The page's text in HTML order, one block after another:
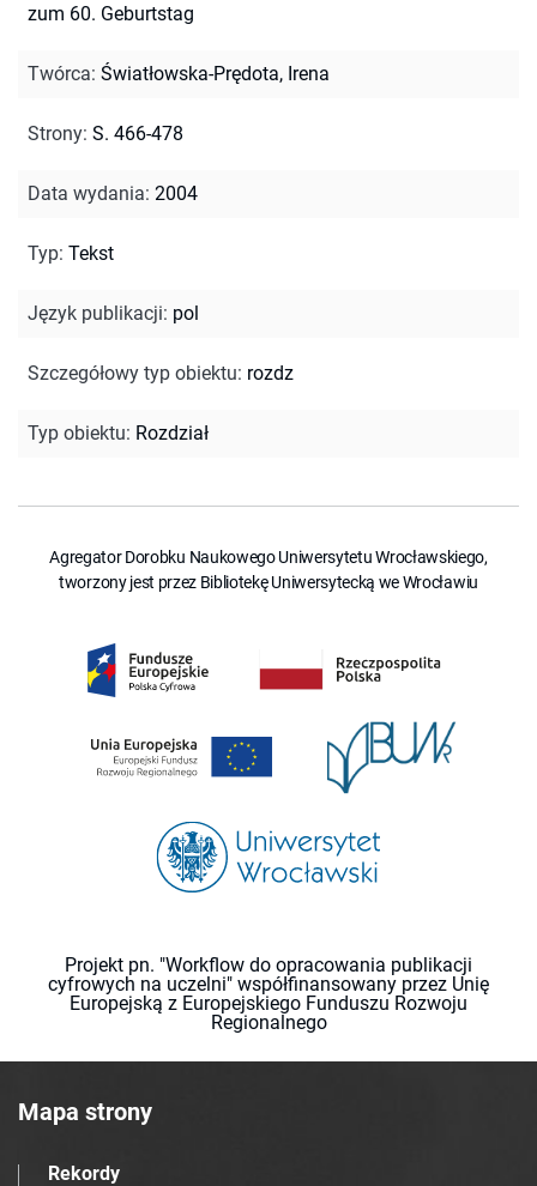
zum 60. Geburtstag
Twórca: Światłowska-Prędota, Irena
Strony: S. 466-478
Data wydania: 2004
Typ: Tekst
Język publikacji: pol
Szczegółowy typ obiektu: rozdz
Typ obiektu: Rozdział
Agregator Dorobku Naukowego Uniwersytetu Wrocławskiego,
tworzony jest przez Bibliotekę Uniwersytecką we Wrocławiu
Projekt pn. "Workflow do opracowania publikacji
cyfrowych na uczelni" współfinansowany przez Unię
Europejską z Europejskiego Funduszu Rozwoju
Regionalnego
Mapa strony
Rekordy